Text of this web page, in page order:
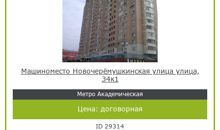
Машиноместо Новочерёмушкинская улица улица,
34к1
Метро Академическая
Цена: договорная
ID 29314